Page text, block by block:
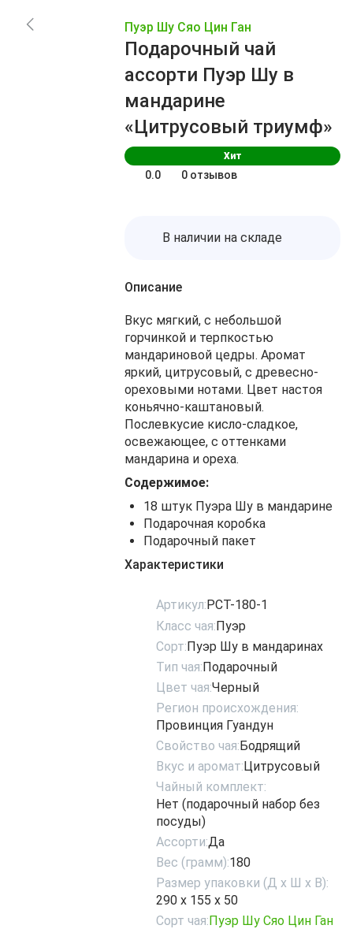
Акции
Блог
Пуэр Шу Сяо Цин Ган
Подарочный чай
ассорти Пуэр Шу в
мандарине
«Цитрусовый триумф»
Хит
0.0 0 отзывов
В наличии на складе
Описание
Вкус мягкий, с небольшой
горчинкой и терпкостью
мандариновой цедры. Аромат
яркий, цитрусовый, с древесно-
ореховыми нотами. Цвет настоя
коньячно-каштановый.
Послевкусие кисло-сладкое,
освежающее, с оттенками
мандарина и ореха.
Содержимое:
18 штук Пуэра Шу в мандарине
Подарочная коробка
Подарочный пакет
Характеристики
Артикул:PCT-180-1
Класс чая:Пуэр
Сорт:Пуэр Шу в мандаринах
Тип чая:Подарочный
Цвет чая:Черный
Регион происхождения:
Провинция Гуандун
Свойство чая:Бодрящий
Вкус и аромат:Цитрусовый
Чайный комплект:
Нет (подарочный набор без
посуды)
Ассорти:Да
Вес (грамм):180
Размер упаковки (Д х Ш х В):
290 х 155 х 50
Сорт чая:Пуэр Шу Сяо Цин Ган